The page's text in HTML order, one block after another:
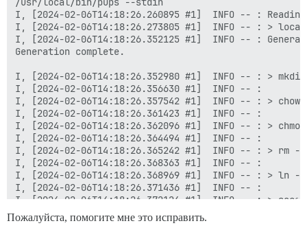
Пожалуйста, помогите мне это исправить.